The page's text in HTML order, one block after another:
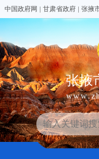
中国政府网 | 甘肃省政府 | 张掖
张掖